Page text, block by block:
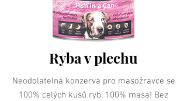
Ryba v plechu
Neodolatelná konzerva pro masožravce se
100% celých kusů ryb. 100% masa! Bez